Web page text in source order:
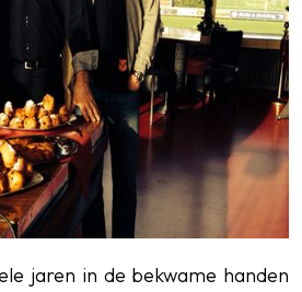
jaren in de bekwame handen